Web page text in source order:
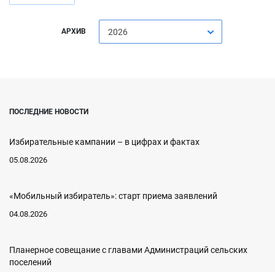
АРХИВ 2026
ПОСЛЕДНИЕ НОВОСТИ
Избирательные кампании – в цифрах и фактах
05.08.2026
«Мобильный избиратель»: старт приема заявлений
04.08.2026
Планерное совещание с главами Администраций сельских
поселений